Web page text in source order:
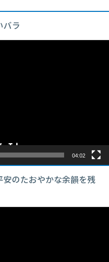
バラ
04:02
安のたおやかな余韻を残